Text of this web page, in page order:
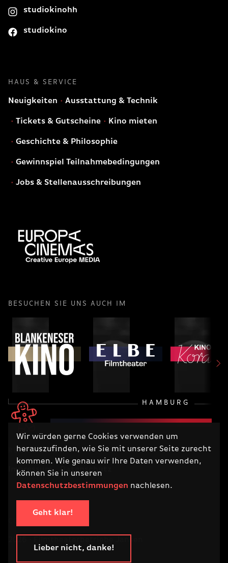
Wir würden gerne Cookies verwenden um
herauszufinden, wie Sie mit unserer Seite zurecht
kommen. Wie genau wir Ihre Daten verwenden,
können Sie in unseren
Datenschutzbestimmungen nachlesen.
Geht klar!
Lieber nicht, danke!
studiokinohh
studiokino
HAUS & SERVICE
Neuigkeiten Ausstattung & Technik
Tickets & Gutscheine Kino mieten
Geschichte & Philosophie
Gewinnspiel Teilnahmebedingungen
Jobs & Stellenausschreibungen
BESUCHEN SIE UNS AUCH IM
HAMBURG
RECHTLICHES
Impressum Datenschutz